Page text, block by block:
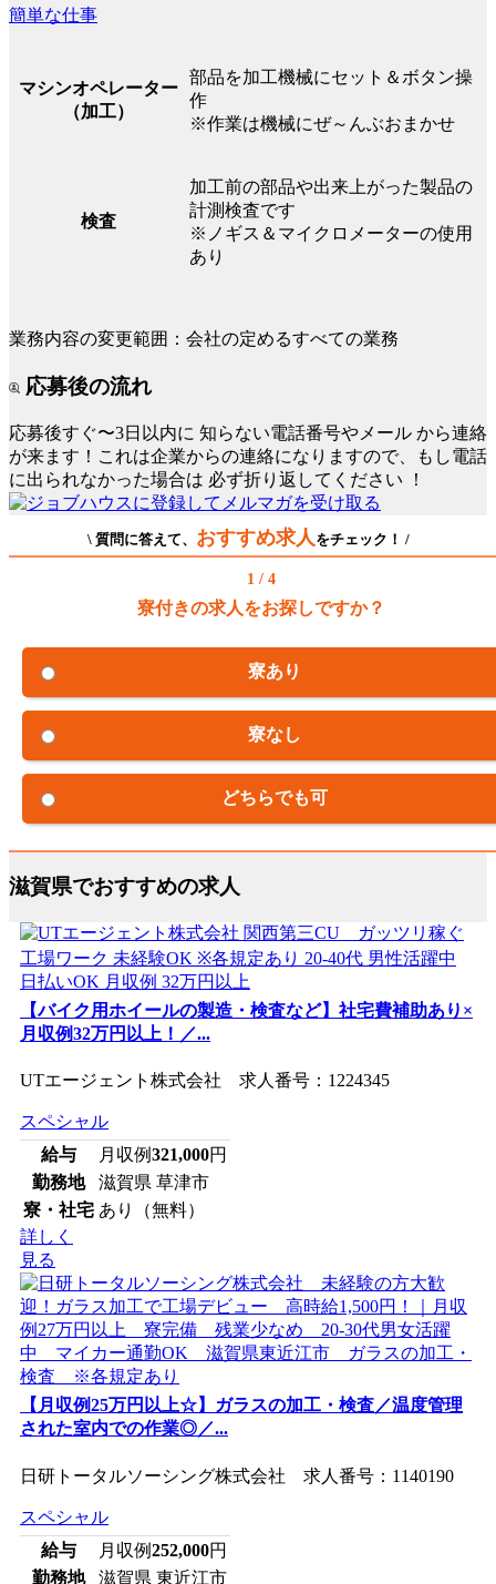
簡単な仕事
マシンオペレーター
（加工）
部品を加工機械にセット＆ボタン操
作
※作業は機械にぜ～んぶおまかせ
検査
加工前の部品や出来上がった製品の
計測検査です
※ノギス＆マイクロメーターの使用
あり
業務内容の変更範囲：会社の定めるすべての業務
応募後の流れ
応募後すぐ〜3日以内に 知らない電話番号やメール から連絡
が来ます！これは企業からの連絡になりますので、もし電話
に出られなかった場合は 必ず折り返してください ！
\ 質問に答えて、 おすすめ求人 をチェック！ /
1 / 4
寮付きの求人をお探しですか？
寮あり
寮なし
どちらでも可
滋賀県でおすすめの求人
【バイク用ホイールの製造・検査など】社宅費補助あり×
月収例32万円以上！／...
UTエージェント株式会社 求人番号：1224345
スペシャル
給与
月収例321,000円
勤務地
滋賀県 草津市
寮・社宅 あり（無料）
詳しく
見る
【月収例25万円以上☆】ガラスの加工・検査／温度管理
された室内での作業◎／...
日研トータルソーシング株式会社 求人番号：1140190
スペシャル
給与
月収例252,000円
勤務地
滋賀県 東近江市